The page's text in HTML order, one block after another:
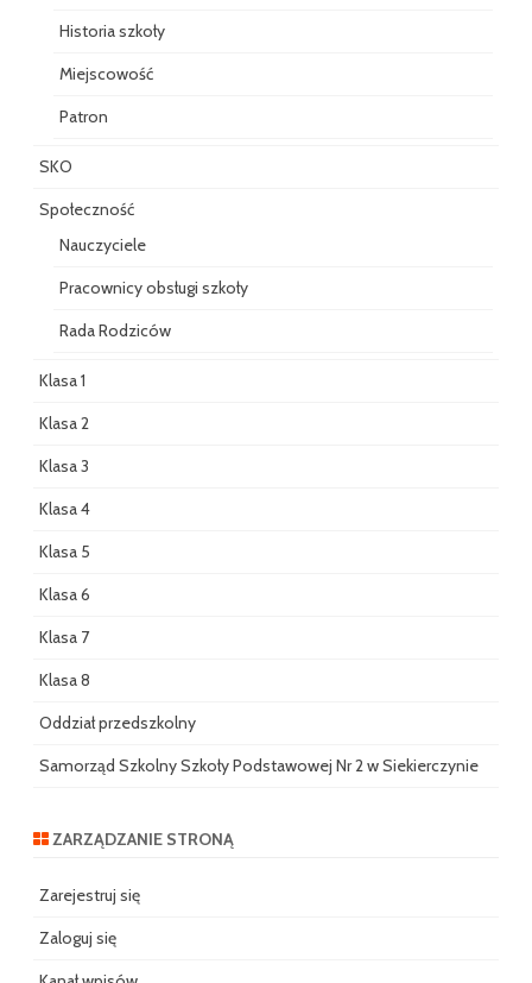
Historia szkoły
Miejscowość
Patron
SKO
Społeczność
Nauczyciele
Pracownicy obsługi szkoły
Rada Rodziców
Klasa 1
Klasa 2
Klasa 3
Klasa 4
Klasa 5
Klasa 6
Klasa 7
Klasa 8
Oddział przedszkolny
Samorząd Szkolny Szkoły Podstawowej Nr 2 w Siekierczynie
ZARZĄDZANIE STRONĄ
Zarejestruj się
Zaloguj się